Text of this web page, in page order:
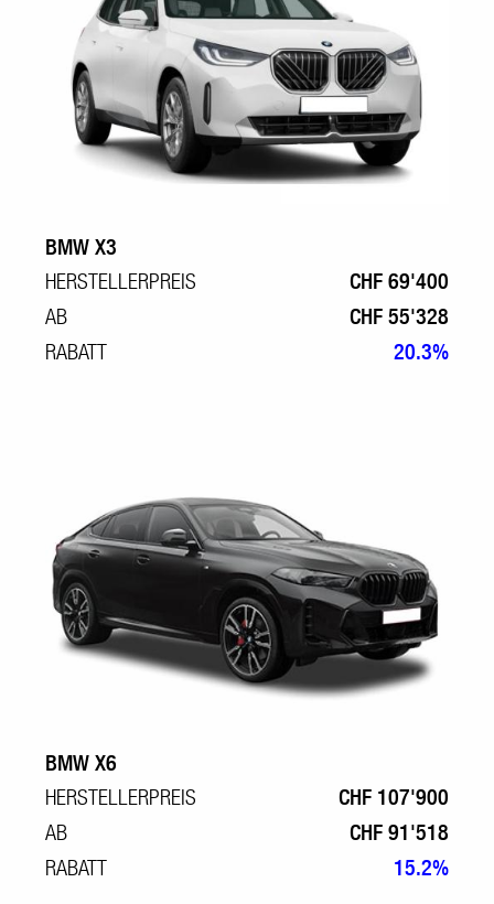
BMW X3
HERSTELLERPREIS
CHF 69'400
AB
CHF 55'328
RABATT
20.3%
BMW X6
HERSTELLERPREIS
CHF 107'900
AB
CHF 91'518
RABATT
15.2%